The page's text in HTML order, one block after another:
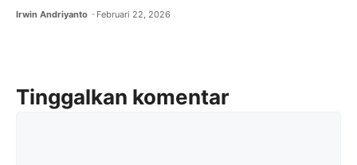
Irwin Andriyanto Februari 22, 2026
Tinggalkan komentar